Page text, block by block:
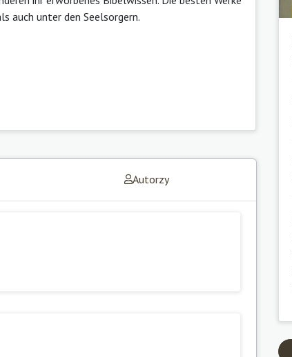
auch unter den Seelsorgern.
Autorzy